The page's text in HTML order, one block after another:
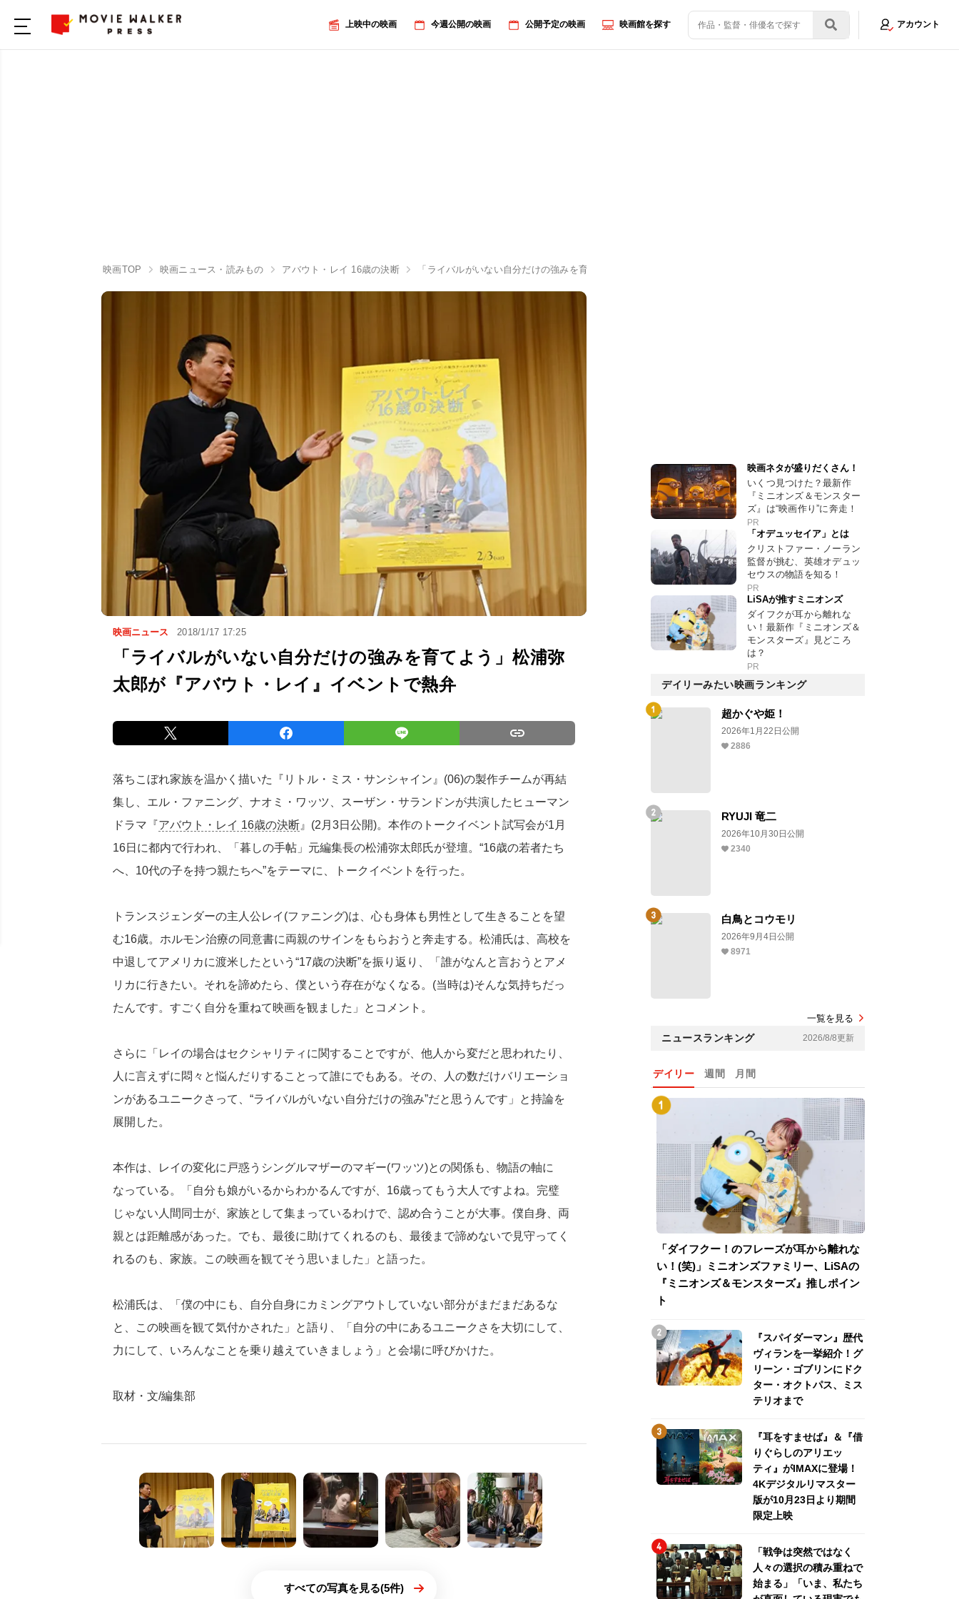
上映中の映画 今週公開の映画 公開予定の映画 映画館を探す アカウント
映画TOP 映画ニュース・読みもの アバウト・レイ 16歳の決断 「ライバルがいない自分だけの強みを育てよう」松浦弥太郎が『アバウト・レイ』イベントで熱弁
映画ニュース 2018/1/17 17:25
「ライバルがいない自分だけの強みを育てよう」松浦弥
太郎が『アバウト・レイ』イベントで熱弁
落ちこぼれ家族を温かく描いた『リトル・ミス・サンシャイン』(06)の製作チームが再結
集し、エル・ファニング、ナオミ・ワッツ、スーザン・サランドンが共演したヒューマン
ドラマ『アバウト・レイ 16歳の決断 』(2月3日公開)。本作のトークイベント試写会が1月
16日に都内で行われ、「暮しの手帖」元編集長の松浦弥太郎氏が登壇。“16歳の若者たち
へ、10代の子を持つ親たちへ”をテーマに、トークイベントを行った。
トランスジェンダーの主人公レイ(ファニング)は、心も身体も男性として生きることを望
む16歳。ホルモン治療の同意書に両親のサインをもらおうと奔走する。松浦氏は、高校を
中退してアメリカに渡米したという“17歳の決断”を振り返り、「誰がなんと言おうとアメ
リカに行きたい。それを諦めたら、僕という存在がなくなる。(当時は)そんな気持ちだっ
たんです。すごく自分を重ねて映画を観ました」とコメント。
さらに「レイの場合はセクシャリティに関することですが、他人から変だと思われたり、
人に言えずに悶々と悩んだりすることって誰にでもある。その、人の数だけバリエーショ
ンがあるユニークさって、“ライバルがいない自分だけの強み”だと思うんです」と持論を
展開した。
本作は、レイの変化に戸惑うシングルマザーのマギー(ワッツ)との関係も、物語の軸に
なっている。「自分も娘がいるからわかるんですが、16歳ってもう大人ですよね。完璧
じゃない人間同士が、家族として集まっているわけで、認め合うことが大事。僕自身、両
親とは距離感があった。でも、最後に助けてくれるのも、最後まで諦めないで見守ってく
れるのも、家族。この映画を観てそう思いました」と語った。
松浦氏は、「僕の中にも、自分自身にカミングアウトしていない部分がまだまだあるな
と、この映画を観て気付かされた」と語り、「自分の中にあるユニークさを大切にして、
力にして、いろんなことを乗り越えていきましょう」と会場に呼びかけた。
取材・文/編集部
すべての写真を見る(5件)
映画ネタが盛りだくさん！
いくつ見つけた？最新作
『ミニオンズ＆モンスター
ズ』は“映画作り”に奔走！
PR
「オデュッセイア」とは
クリストファー・ノーラン
監督が挑む、英雄オデュッ
セウスの物語を知る！
PR
LiSAが推すミニオンズ
ダイフクが耳から離れな
い！最新作『ミニオンズ＆
モンスターズ』見どころ
は？
PR
デイリーみたい映画ランキング
超かぐや姫！
2026年1月22日公開
2886
RYUJI 竜二
2026年10月30日公開
2340
白鳥とコウモリ
2026年9月4日公開
8971
一覧を見る
ニュースランキング 2026/8/8更新
デイリー 週間 月間
「ダイフクー！のフレーズが耳から離れな
い！(笑)」ミニオンズファミリー、LiSAの
『ミニオンズ＆モンスターズ』推しポイン
ト
『スパイダーマン』歴代
ヴィランを一挙紹介！グ
リーン・ゴブリンにドク
ター・オクトパス、ミス
テリオまで
『耳をすませば』＆『借
りぐらしのアリエッ
ティ』がIMAXに登場！
4Kデジタルリマスター
版が10月23日より期間
限定上映
「戦争は突然ではなく
人々の選択の積み重ねで
始まる」「いま、私たち